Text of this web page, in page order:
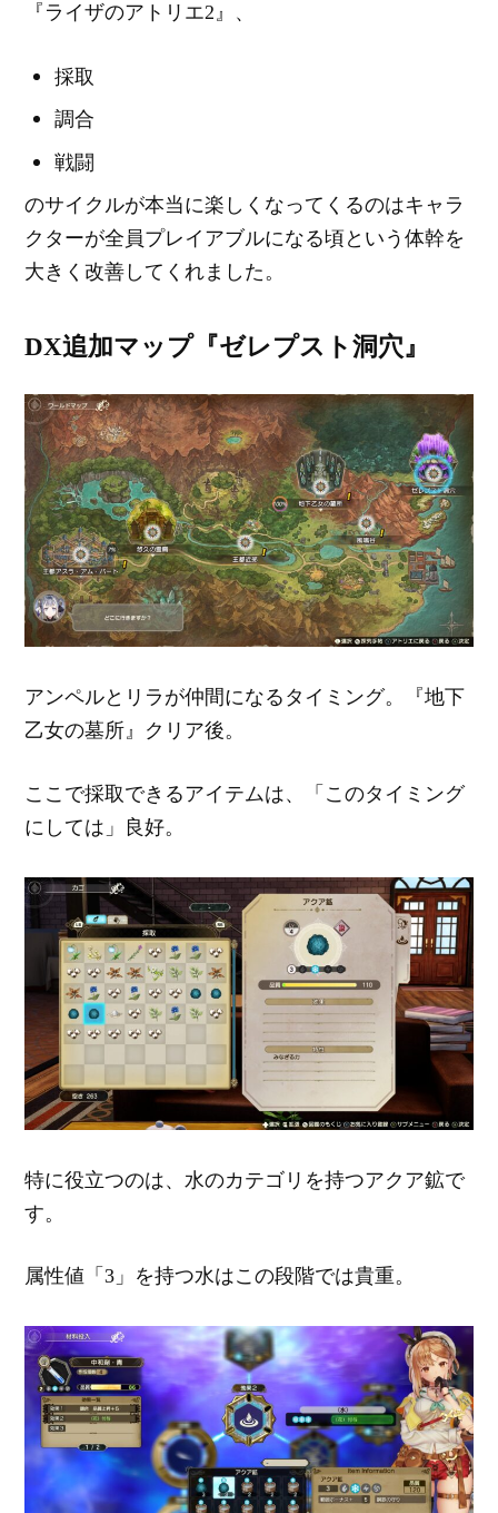
『ライザのアトリエ2』、
採取
調合
戦闘
のサイクルが本当に楽しくなってくるのはキャラ
クターが全員プレイアブルになる頃という体幹を
大きく改善してくれました。
DX追加マップ『ゼレプスト洞穴』
アンペルとリラが仲間になるタイミング。『地下
乙女の墓所』クリア後。
ここで採取できるアイテムは、「このタイミング
にしては」良好。
特に役立つのは、水のカテゴリを持つアクア鉱で
す。
属性値「3」を持つ水はこの段階では貴重。